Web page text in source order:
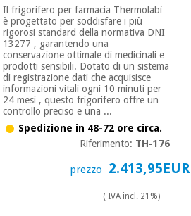
Il frigorifero per farmacia Thermolabí
è progettato per soddisfare i più
rigorosi standard della normativa DNI
13277 , garantendo una
conservazione ottimale di medicinali e
prodotti sensibili. Dotato di un sistema
di registrazione dati che acquisisce
informazioni vitali ogni 10 minuti per
24 mesi , questo frigorifero offre un
controllo preciso e una ...
Spedizione in 48-72 ore circa.
Riferimento: TH-176
prezzo 2.413,95EUR
( IVA incl. 21%)